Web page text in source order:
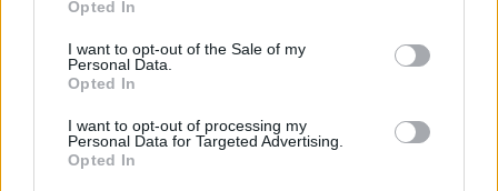
Opted In
I want to opt-out of the Sale of my
Personal Data.
Opted In
I want to opt-out of processing my
Personal Data for Targeted Advertising.
Opted In
Θέσεις εργασίας
Όλες οι Θέσεις Εργασίας